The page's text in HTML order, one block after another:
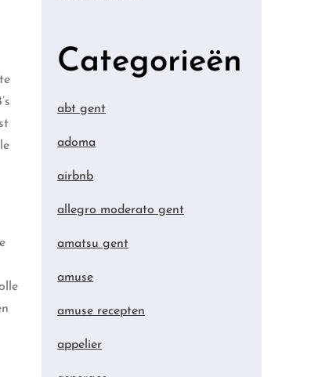
Categorieën
abt gent
adoma
airbnb
allegro moderato gent
amatsu gent
amuse
amuse recepten
appelier